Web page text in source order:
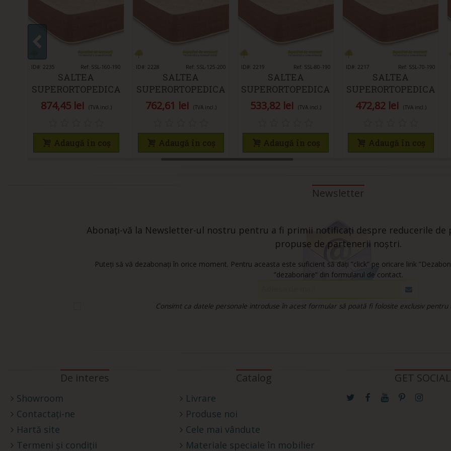
Îmi place
ID#: 2235 Ref: SSL-160-190
SALTEA
SUPERORTOPEDICA
LUX 160X190 CM
ALBA
874,45 lei (TVA incl.)
Adaugă în coș
Îmi place
ID#: 2228 Ref: SSL-125-200
SALTEA
SUPERORTOPEDICA
LUX 125X200 CM
ALBA
762,61 lei (TVA incl.)
Adaugă în coș
Îmi place
ID#: 2219 Ref: SSL-80-190
SALTEA
SUPERORTOPEDICA
LUX 80X190 CM
ALBA
533,82 lei (TVA incl.)
Adaugă în coș
Îmi place
ID#: 2217 Ref: SSL-70-190
SALTEA
SUPERORTOPEDICA
LUX 70X190 CM
ALBA
472,82 lei (TVA incl.)
Adaugă în coș
Newsletter
Abonați-vă la Newsletter-ul nostru pentru a fi primii notificați despre reducerile
propuse de partenerii noștri.
Puteți să vă dezabonați în orice moment. Pentru aceasta este suficient să dați ”click” pe oricare link
”dezabonare” din formularul de contact.
Consimt ca datele personale introduse în acest formular să poată fi folosite exclusiv
De interes
Showroom
Contactați-ne
Hartă site
Termeni și condiții
Catalog
Livrare
Produse noi
Cele mai vândute
Materiale speciale în mobilier
GET SOCIAL